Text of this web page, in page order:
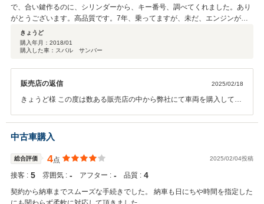
で、合い鍵作るのに、シリンダーから、キー番号、調べてくれました。あり
がとうございます。高品質です。7年、乗ってますが、未だ、エンジンが、
静かです。高品質な中古車を並べていらっしゃいます。また、機会があれ
ば、買いたいお店です。サライさんのホームページの販売実績の中に、マイ
カーが出ていて、嬉しかった。
きょうど
購入年月： 2018/01
購入した車：スバル サンバー
販売店の返信 2025/02/18
きょうど様 この度は数ある販売店の中から弊社にて車両を購入してい
りがとうございます。ご多忙の中でのレビューと満点評価をいただき
心から感謝いたします。大変恐縮ですが、これからも精一杯の努力を
行い、よりお客様に満足していただけるようスタッフ一同精進いたし
ます。親身に様々なご要望にお応えできるお店を目指しておりますの
で、納車後もいつでもお気軽にご連絡お願いします。これからも是
非、よろしくお願いします！
中古車購入
総合評価 4点 2025/02/04投稿
接客 : 5 雰囲気 : ‐ アフター : ‐ 品質 : 4
契約から納車までスムーズな手続きでした。 納車も日にちや時間を指定した